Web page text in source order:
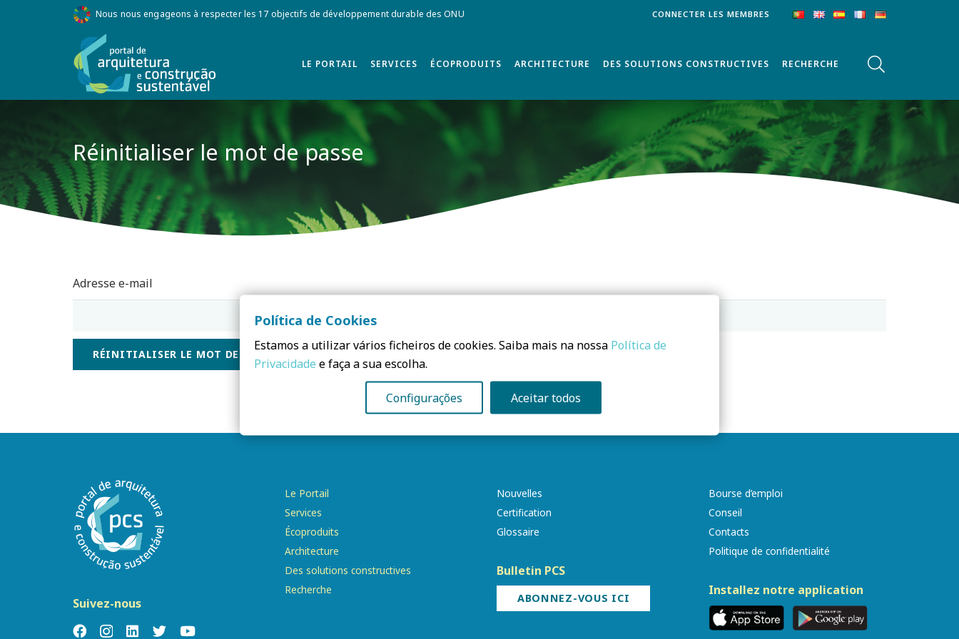
Nous nous engageons à respecter les 17 objectifs de développement durable des ONU CONNECTER LES MEMBRES
LE PORTAIL SERVICES ÉCOPRODUITS ARCHITECTURE DES SOLUTIONS CONSTRUCTIVES RECHERCHE
Réinitialiser le mot de passe
Adresse e-mail
Suivez-nous
Le Portail
Services
Écoproduits
Architecture
Des solutions constructives
Recherche
Nouvelles
Certification
Glossaire
Bulletin PCS
ABONNEZ-VOUS ICI
Bourse d’emploi
Conseil
Contacts
Politique de confidentialité
Installez notre application
Política de Cookies
Estamos a utilizar vários ficheiros de cookies. Saiba mais na nossa Política de
Privacidade e faça a sua escolha.
Configurações Aceitar todos